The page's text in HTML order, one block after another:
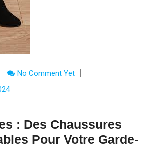
No Comment Yet
: Des Chaussures
Pour Votre Garde-